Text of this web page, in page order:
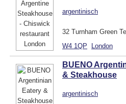
argentinisch
32 Turnham Green
W4 1QP
London
BUENO
& Steakhouse
argentinisch